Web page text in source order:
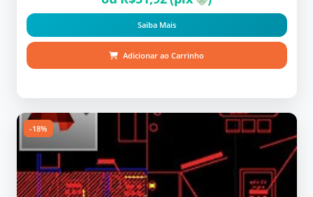
Saiba Mais
Adicionar ao Carrinho
-18%